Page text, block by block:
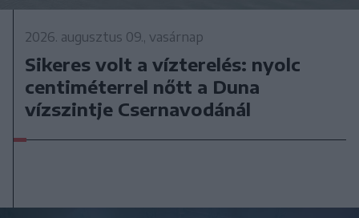
2026. augusztus 09., vasárnap
Sikeres volt a vízterelés: nyolc
centiméterrel nőtt a Duna
vízszintje Csernavodánál